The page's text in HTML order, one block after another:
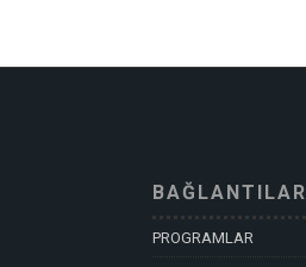
BAĞLANTILAR
PROGRAMLAR